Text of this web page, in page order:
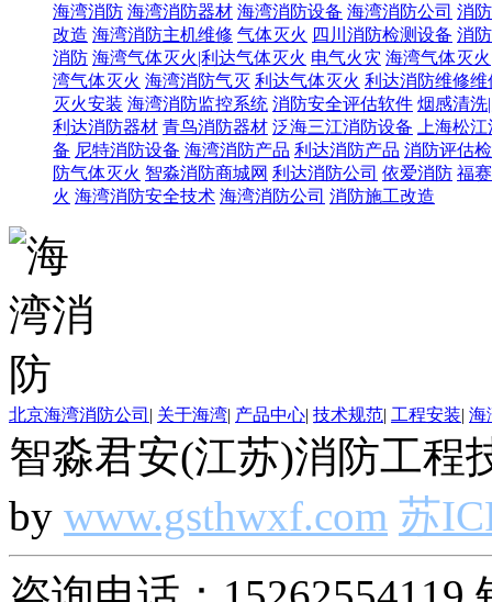
海湾消防 海湾消防器材 海湾消防设备 海湾消防公司 消
改造 海湾消防主机维修 气体灭火 四川消防检测设备 消
消防 海湾气体灭火|利达气体灭火 电气火灾 海湾气体灭
湾气体灭火 海湾消防气灭 利达气体灭火 利达消防维修维
灭火安装 海湾消防监控系统 消防安全评估软件 烟感清洗
利达消防器材 青鸟消防器材 泛海三江消防设备
上海松
备 尼特消防设备 海湾消防产品 利达消防产品 消防评估
防气体灭火 智淼消防商城网 利达消防公司 依爱消防 福
火 海湾消防安全技术 海湾消防公司 消防施工改造
北京海湾消防公司 | 关于海湾| 产品中心| 技术规范| 工程安装| 海
智淼君安(江苏)消防工程
by www.gsthwxf.com 苏